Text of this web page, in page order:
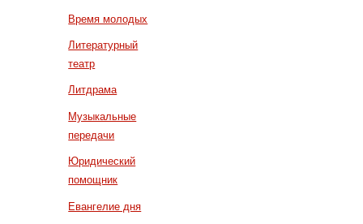
Время молодых
Литературный
театр
Литдрама
Музыкальные
передачи
Юридический
помощник
Евангелие дня